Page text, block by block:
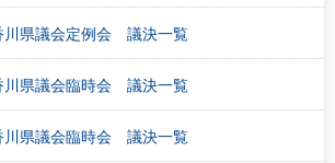
川県議会定例会 議決一覧
川県議会臨時会 議決一覧
川県議会臨時会 議決一覧